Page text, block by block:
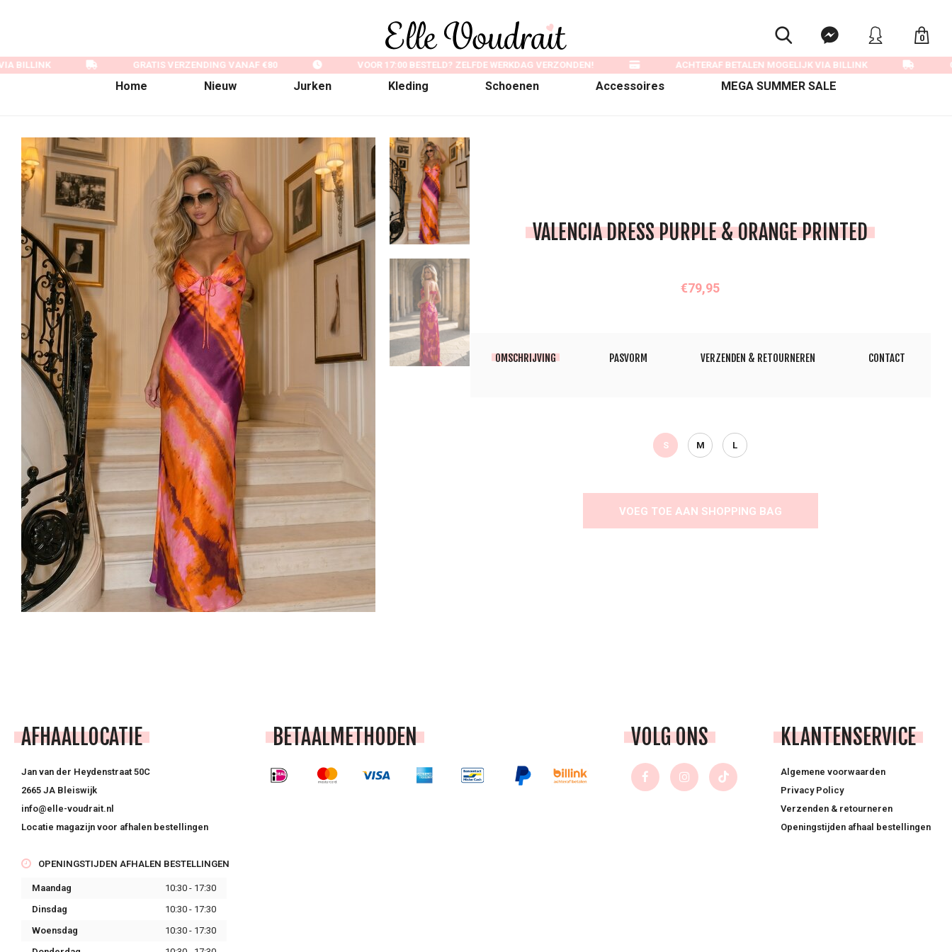
0
Home Nieuw Jurken Kleding Schoenen Accessoires MEGA SUMMER SALE
BILLINK GRATIS VERZENDING VANAF €80 VOOR 17:00 BESTELD? ZELFDE WERKDAG VERZONDEN! ACHTERAF BETALEN MOGELIJK VIA BILLINK
VALENCIA DRESS PURPLE & ORANGE PRINTED
€79,95
OMSCHRIJVING PASVORM VERZENDEN & RETOURNEREN CONTACT
S M L
VOEG TOE AAN SHOPPING BAG
AFHAALLOCATIE
Jan van der Heydenstraat 50C
2665 JA Bleiswijk
info@elle-voudrait.nl
Locatie magazijn voor afhalen bestellingen
OPENINGSTIJDEN AFHALEN BESTELLINGEN
Maandag
10:30 - 17:30
Dinsdag
10:30 - 17:30
Woensdag
10:30 - 17:30
BETAALMETHODEN VOLG ONS KLANTENSERVICE
Algemene voorwaarden
Privacy Policy
Verzenden & retourneren
Openingstijden afhaal bestellingen